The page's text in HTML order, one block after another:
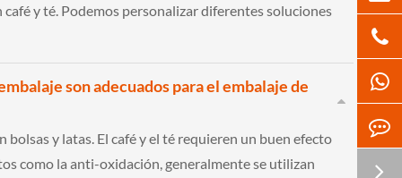
y té. Podemos personalizar diferentes soluciones
son adecuados para el embalaje de
y latas. El café y el té requieren un buen efecto
como la anti-oxidación, generalmente se utilizan